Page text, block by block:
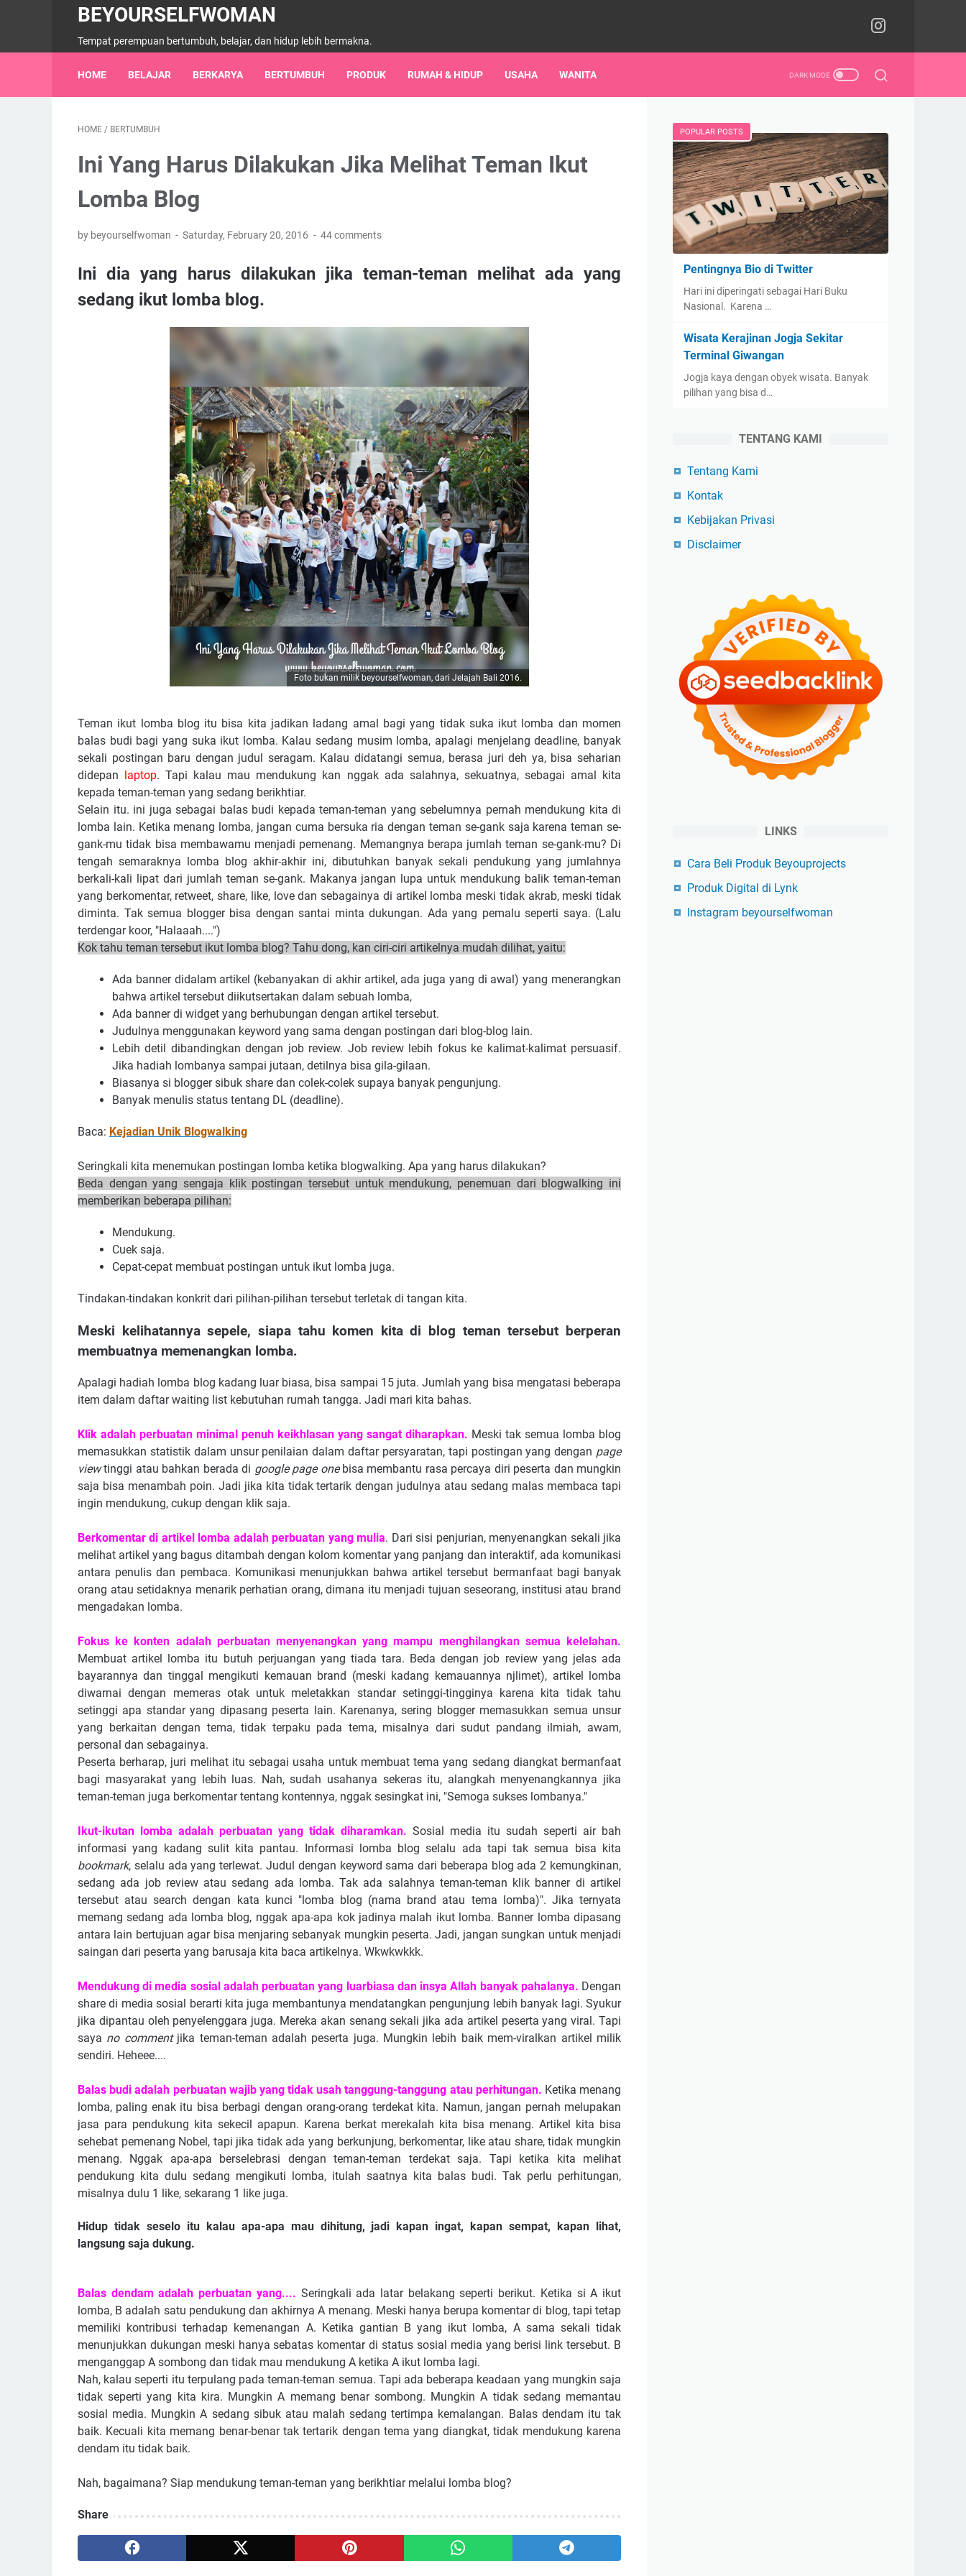
BEYOURSELFWOMAN
Tempat perempuan bertumbuh, belajar, dan hidup lebih bermakna.
HOME BELAJAR BERKARYA BERTUMBUH PRODUK RUMAH & HIDUP USAHA WANITA
HOME / BERTUMBUH
Ini Yang Harus Dilakukan Jika Melihat Teman Ikut
Lomba Blog
by beyourselfwoman Saturday, February 20, 2016 44 comments
Ini dia yang harus dilakukan jika teman-teman melihat ada yang
sedang ikut lomba blog.
Foto bukan milik beyourselfwoman, dari Jelajah Bali 2016.
Teman ikut lomba blog itu bisa kita jadikan ladang amal bagi yang tidak suka ikut lomba dan momen
balas budi bagi yang suka ikut lomba. Kalau sedang musim lomba, apalagi menjelang deadline, banyak
sekali postingan baru dengan judul seragam. Kalau didatangi semua, berasa juri deh ya, bisa seharian
didepan laptop. Tapi kalau mau mendukung kan nggak ada salahnya, sekuatnya, sebagai amal kita
kepada teman-teman yang sedang berikhtiar.
Selain itu. ini juga sebagai balas budi kepada teman-teman yang sebelumnya pernah mendukung kita di
lomba lain. Ketika menang lomba, jangan cuma bersuka ria dengan teman se-gank saja karena teman se-
gank-mu tidak bisa membawamu menjadi pemenang. Memangnya berapa jumlah teman se-gank-mu? Di
tengah semaraknya lomba blog akhir-akhir ini, dibutuhkan banyak sekali pendukung yang jumlahnya
berkali-kali lipat dari jumlah teman se-gank. Makanya jangan lupa untuk mendukung balik teman-teman
yang berkomentar, retweet, share, like, love dan sebagainya di artikel lomba meski tidak akrab, meski tidak
diminta. Tak semua blogger bisa dengan santai minta dukungan. Ada yang pemalu seperti saya. (Lalu
terdengar koor, "Halaaah....")
Kok tahu teman tersebut ikut lomba blog? Tahu dong, kan ciri-ciri artikelnya mudah dilihat, yaitu:
Ada banner didalam artikel (kebanyakan di akhir artikel, ada juga yang di awal) yang menerangkan
bahwa artikel tersebut diikutsertakan dalam sebuah lomba,
Ada banner di widget yang berhubungan dengan artikel tersebut.
Judulnya menggunakan keyword yang sama dengan postingan dari blog-blog lain.
Lebih detil dibandingkan dengan job review. Job review lebih fokus ke kalimat-kalimat persuasif.
Jika hadiah lombanya sampai jutaan, detilnya bisa gila-gilaan.
Biasanya si blogger sibuk share dan colek-colek supaya banyak pengunjung.
Banyak menulis status tentang DL (deadline).
Baca: Kejadian Unik Blogwalking
Seringkali kita menemukan postingan lomba ketika blogwalking. Apa yang harus dilakukan?
Beda dengan yang sengaja klik postingan tersebut untuk mendukung, penemuan dari blogwalking ini
memberikan beberapa pilihan:
Mendukung.
Cuek saja.
Cepat-cepat membuat postingan untuk ikut lomba juga.
Tindakan-tindakan konkrit dari pilihan-pilihan tersebut terletak di tangan kita.
Meski kelihatannya sepele, siapa tahu komen kita di blog teman tersebut berperan
membuatnya memenangkan lomba.
Apalagi hadiah lomba blog kadang luar biasa, bisa sampai 15 juta. Jumlah yang bisa mengatasi beberapa
item dalam daftar waiting list kebutuhan rumah tangga. Jadi mari kita bahas.
Klik adalah perbuatan minimal penuh keikhlasan yang sangat diharapkan. Meski tak semua lomba blog
memasukkan statistik dalam unsur penilaian dalam daftar persyaratan, tapi postingan yang dengan page
viewtinggi atau bahkan berada di google page onebisa membantu rasa percaya diri peserta dan mungkin
saja bisa menambah poin. Jadi jika kita tidak tertarik dengan judulnya atau sedang malas membaca tapi
ingin mendukung, cukup dengan klik saja.
Berkomentar di artikel lomba adalah perbuatan yang mulia. Dari sisi penjurian, menyenangkan sekali jika
melihat artikel yang bagus ditambah dengan kolom komentar yang panjang dan interaktif, ada komunikasi
antara penulis dan pembaca. Komunikasi menunjukkan bahwa artikel tersebut bermanfaat bagi banyak
orang atau setidaknya menarik perhatian orang, dimana itu menjadi tujuan seseorang, institusi atau brand
mengadakan lomba.
Fokus ke konten adalah perbuatan menyenangkan yang mampu menghilangkan semua kelelahan.
Membuat artikel lomba itu butuh perjuangan yang tiada tara. Beda dengan job review yang jelas ada
bayarannya dan tinggal mengikuti kemauan brand (meski kadang kemauannya njlimet), artikel lomba
diwarnai dengan memeras otak untuk meletakkan standar setinggi-tingginya karena kita tidak tahu
setinggi apa standar yang dipasang peserta lain. Karenanya, sering blogger memasukkan semua unsur
yang berkaitan dengan tema, tidak terpaku pada tema, misalnya dari sudut pandang ilmiah, awam,
personal dan sebagainya.
Peserta berharap, juri melihat itu sebagai usaha untuk membuat tema yang sedang diangkat bermanfaat
bagi masyarakat yang lebih luas. Nah, sudah usahanya sekeras itu, alangkah menyenangkannya jika
teman-teman juga berkomentar tentang kontennya, nggak sesingkat ini, "Semoga sukses lombanya."
Ikut-ikutan lomba adalah perbuatan yang tidak diharamkan. Sosial media itu sudah seperti air bah
informasi yang kadang sulit kita pantau. Informasi lomba blog selalu ada tapi tak semua bisa kita
bookmark, selalu ada yang terlewat. Judul dengan keyword sama dari beberapa blog ada 2 kemungkinan,
sedang ada job review atau sedang ada lomba. Tak ada salahnya teman-teman klik banner di artikel
tersebut atau search dengan kata kunci "lomba blog (nama brand atau tema lomba)". Jika ternyata
memang sedang ada lomba blog, nggak apa-apa kok jadinya malah ikut lomba. Banner lomba dipasang
antara lain bertujuan agar bisa menjaring sebanyak mungkin peserta. Jadi, jangan sungkan untuk menjadi
saingan dari peserta yang barusaja kita baca artikelnya. Wkwkwkkk.
Mendukung di media sosial adalah perbuatan yang luarbiasa dan insya Allah banyak pahalanya. Dengan
share di media sosial berarti kita juga membantunya mendatangkan pengunjung lebih banyak lagi. Syukur
jika dipantau oleh penyelenggara juga. Mereka akan senang sekali jika ada artikel peserta yang viral. Tapi
saya no commentjika teman-teman adalah peserta juga. Mungkin lebih baik mem-viralkan artikel milik
sendiri. Heheee....
Balas budi adalah perbuatan wajib yang tidak usah tanggung-tanggung atau perhitungan. Ketika menang
lomba, paling enak itu bisa berbagi dengan orang-orang terdekat kita. Namun, jangan pernah melupakan
jasa para pendukung kita sekecil apapun. Karena berkat merekalah kita bisa menang. Artikel kita bisa
sehebat pemenang Nobel, tapi jika tidak ada yang berkunjung, berkomentar, like atau share, tidak mungkin
menang. Nggak apa-apa berselebrasi dengan teman-teman terdekat saja. Tapi ketika kita melihat
pendukung kita dulu sedang mengikuti lomba, itulah saatnya kita balas budi. Tak perlu perhitungan,
misalnya dulu 1 like, sekarang 1 like juga.
Hidup tidak seselo itu kalau apa-apa mau dihitung, jadi kapan ingat, kapan sempat, kapan lihat,
langsung saja dukung.
Balas dendam adalah perbuatan yang.... Seringkali ada latar belakang seperti berikut. Ketika si A ikut
lomba, B adalah satu pendukung dan akhirnya A menang. Meski hanya berupa komentar di blog, tapi tetap
memiliki kontribusi terhadap kemenangan A. Ketika gantian B yang ikut lomba, A sama sekali tidak
menunjukkan dukungan meski hanya sebatas komentar di status sosial media yang berisi link tersebut. B
menganggap A sombong dan tidak mau mendukung A ketika A ikut lomba lagi.
Nah, kalau seperti itu terpulang pada teman-teman semua. Tapi ada beberapa keadaan yang mungkin saja
tidak seperti yang kita kira. Mungkin A memang benar sombong. Mungkin A tidak sedang memantau
sosial media. Mungkin A sedang sibuk atau malah sedang tertimpa kemalangan. Balas dendam itu tak
baik. Kecuali kita memang benar-benar tak tertarik dengan tema yang diangkat, tidak mendukung karena
dendam itu tidak baik.
Nah, bagaimana? Siap mendukung teman-teman yang berikhtiar melalui lomba blog?
Share
POPULAR POSTS
Pentingnya Bio di Twitter
Hari ini diperingati sebagai Hari Buku
Nasional. Karena …
Wisata Kerajinan Jogja Sekitar
Terminal Giwangan
Jogja kaya dengan obyek wisata. Banyak
pilihan yang bisa d…
TENTANG KAMI
Tentang Kami
Kontak
Kebijakan Privasi
Disclaimer
LINKS
Cara Beli Produk Beyouprojects
Produk Digital di Lynk
Instagram beyourselfwoman